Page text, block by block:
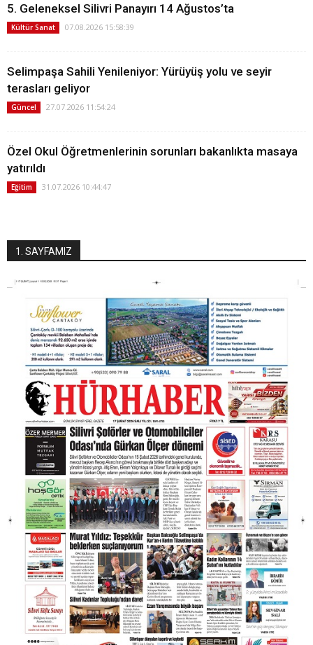
5. Geleneksel Silivri Panayırı 14 Ağustos’ta
Kültür Sanat 07.08.2026 15:58:39
Selimpaşa Sahili Yenileniyor: Yürüyüş yolu ve seyir
terasları geliyor
Güncel 27.07.2026 11:54:24
Özel Okul Öğretmenlerinin sorunları bakanlıkta masaya
yatırıldı
Eğitim 31.07.2026 10:44:47
1. SAYFAMIZ